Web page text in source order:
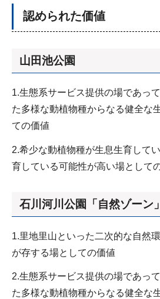
認められた価値
山田池公園
1.生態系サービス提供の場であっ
た多様な動植物種からなる健全な
ての価値
2.希少な動植物種が生息生育して
育している可能性が高い場として
石川河川公園「自然ゾーン」
1.里地里山といった二次的な自然
が存する場としての価値
2.生態系サービス提供の場であっ
た多様な動植物種からなる健全な